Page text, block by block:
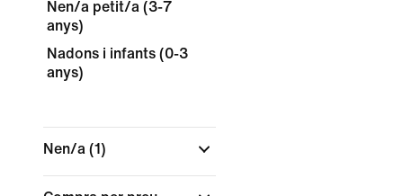
Nen/a petit/a (3-7
anys)
Nadons i infants (0-3
anys)
Nen/a (1)